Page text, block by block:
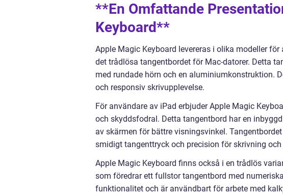
**En Omfattande
Keyboard**
Apple Magic Keyboard levereras i olika modeller
det trådlösa tangentbordet för Mac-datorer. Detta
med rundade hörn och en aluminiumkonstruktion.
och responsiv skrivupplevelse.
För användare av iPad erbjuder Apple Magic
och skyddsfodral. Detta tangentbord har en
av skärmen för bättre visningsvinkel.
smidigt tangenttryck och precision för skrivning och
Apple Magic Keyboard finns också i en trådlös
som föredrar ett fullstor tangentbord med
funktionalitet och är användbart för arbete med